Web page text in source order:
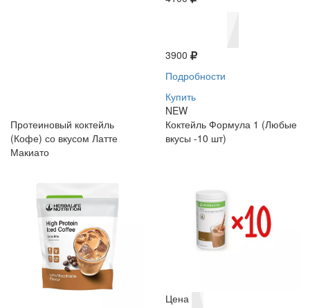
3900
Подробности
Купить
NEW
Протеиновый коктейль
(Кофе) со вкусом Латте
Макиато
Коктейль Формула 1 (Любые
вкусы -10 шт)
Цена